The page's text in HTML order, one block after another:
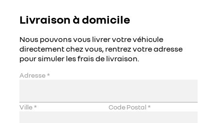
Livraison à domicile
Nous pouvons vous livrer votre véhicule
directement chez vous, rentrez votre adresse
pour simuler les frais de livraison.
Adresse*
Ville* Code Postal*